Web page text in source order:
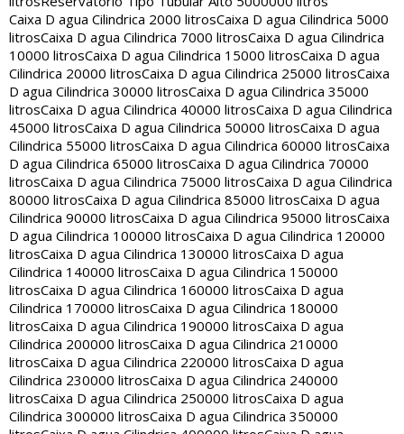
Caixa D agua Cilindrica 2000 litrosCaixa D agua Cilindrica 5000
litrosCaixa D agua Cilindrica 7000 litrosCaixa D agua Cilindrica
10000 litrosCaixa D agua Cilindrica 15000 litrosCaixa D agua
Cilindrica 20000 litrosCaixa D agua Cilindrica 25000 litrosCaixa
D agua Cilindrica 30000 litrosCaixa D agua Cilindrica 35000
litrosCaixa D agua Cilindrica 40000 litrosCaixa D agua Cilindrica
45000 litrosCaixa D agua Cilindrica 50000 litrosCaixa D agua
Cilindrica 55000 litrosCaixa D agua Cilindrica 60000 litrosCaixa
D agua Cilindrica 65000 litrosCaixa D agua Cilindrica 70000
litrosCaixa D agua Cilindrica 75000 litrosCaixa D agua Cilindrica
80000 litrosCaixa D agua Cilindrica 85000 litrosCaixa D agua
Cilindrica 90000 litrosCaixa D agua Cilindrica 95000 litrosCaixa
D agua Cilindrica 100000 litrosCaixa D agua Cilindrica 120000
litrosCaixa D agua Cilindrica 130000 litrosCaixa D agua
Cilindrica 140000 litrosCaixa D agua Cilindrica 150000
litrosCaixa D agua Cilindrica 160000 litrosCaixa D agua
Cilindrica 170000 litrosCaixa D agua Cilindrica 180000
litrosCaixa D agua Cilindrica 190000 litrosCaixa D agua
Cilindrica 200000 litrosCaixa D agua Cilindrica 210000
litrosCaixa D agua Cilindrica 220000 litrosCaixa D agua
Cilindrica 230000 litrosCaixa D agua Cilindrica 240000
litrosCaixa D agua Cilindrica 250000 litrosCaixa D agua
Cilindrica 300000 litrosCaixa D agua Cilindrica 350000